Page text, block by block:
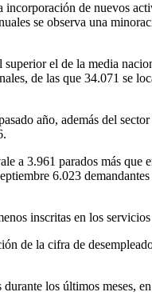
de nuevos
se observa una
el de la media
de las que 34.071 se
año, además del
a 3.961 parados más que
6.023
inscritas en los
de la cifra de
los últimos meses,